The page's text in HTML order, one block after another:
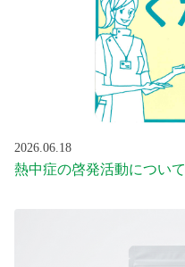
2026.06.18
熱中症の啓発活動について